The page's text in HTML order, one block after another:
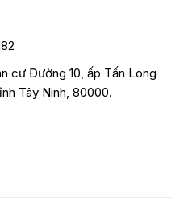
cư Đường 10, ấp Tấn Long
Tây Ninh, 80000.